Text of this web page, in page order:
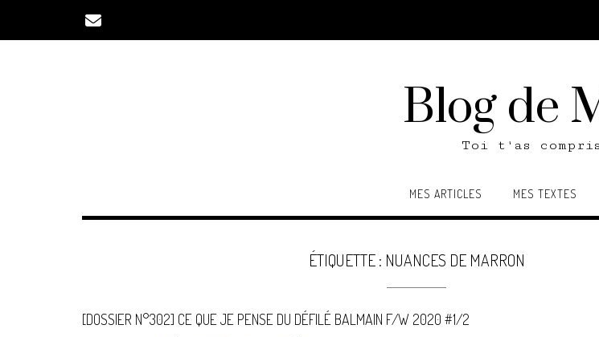
content
Blog de
Toi t'as
MES ARTICLES MES TEXTES
ÉTIQUETTE : NUANCES DE MARRON
[DOSSIER N°302] CE QUE JE PENSE DU DÉFILÉ BALMAIN F/W 2020 #1/2